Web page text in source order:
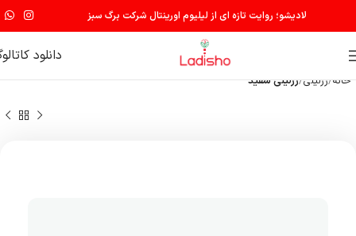
لادیشو؛ روایت تازه ای از لیلیوم اورینتال شرکت برگ سبز
دانلود
خانه رزلیلی رزلیلی سفید